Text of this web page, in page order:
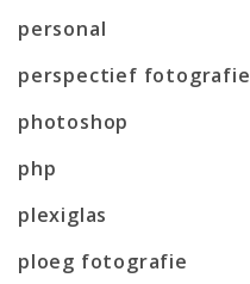
personal
perspectief fotografie
photoshop
php
plexiglas
ploeg fotografie